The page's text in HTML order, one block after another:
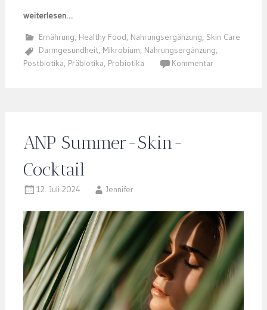
weiterlesen…
Ernährung, Healthy Food, Nahrungsergänzung, Skin Care
Darmgesundheit, Mikrobium, Nahrungsergänzung,
Postbiotika, Präbiotika, Probiotika Kommentar
ANP Summer-Skin-
Cocktail
12. Juli 2024 Jennifer